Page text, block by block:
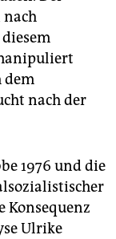
nach
dem
nach der
1976 und die
Ulrike